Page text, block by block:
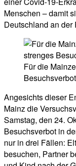
Menschen – damit
Deutschland an der
Für die
Angesichts dieser
Mainz die
Samstag, den 24.
Besuchsverbot in
nur in drei Fällen:
besuchen, Partner